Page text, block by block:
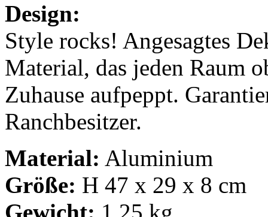
Design:
Style rocks! Angesagtes
Material, das jeden Raum
Zuhause aufpeppt.
Ranchbesitzer.
Material: Aluminium
Größe: H 47 x 29 x 8 cm